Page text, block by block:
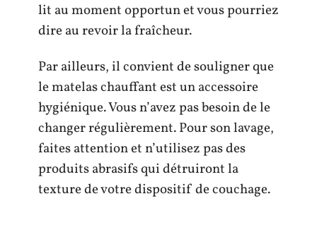
lit au moment opportun et vous pourriez
dire au revoir la fraîcheur.
Par ailleurs, il convient de souligner que
le matelas chauffant est un accessoire
hygiénique. Vous n’avez pas besoin de le
changer régulièrement. Pour son lavage,
faites attention et n’utilisez pas des
produits abrasifs qui détruiront la
texture de votre dispositif de couchage.